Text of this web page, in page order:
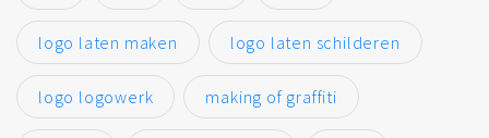
logo laten maken logo laten schilderen
logo logowerk making of graffiti